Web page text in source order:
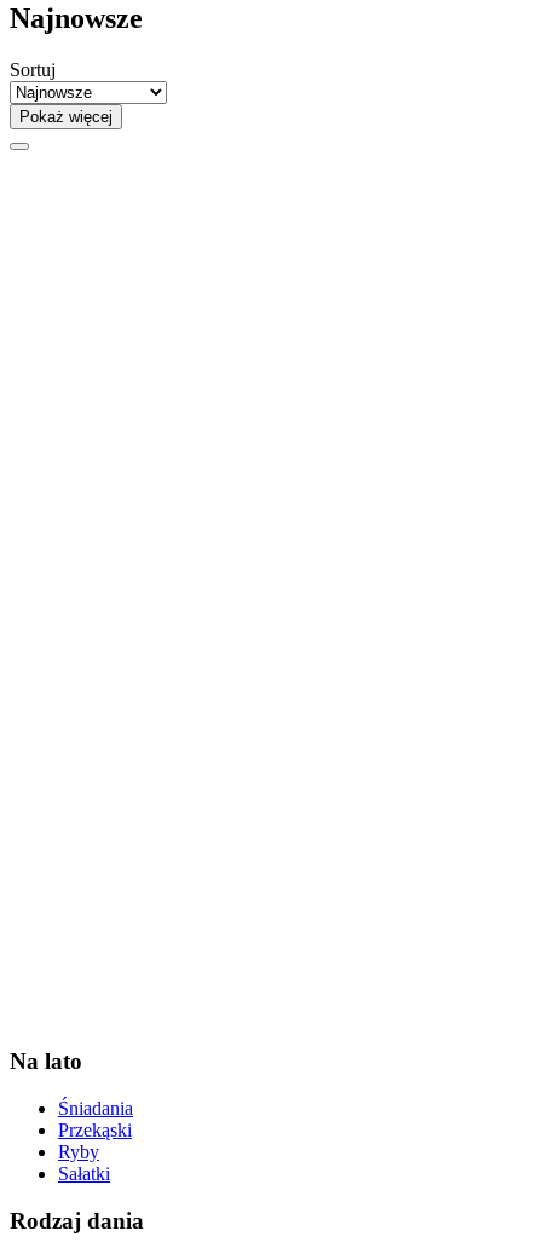
Najnowsze
Sortuj
Pokaż więcej
Na lato
Śniadania
Przekąski
Ryby
Sałatki
Rodzaj dania